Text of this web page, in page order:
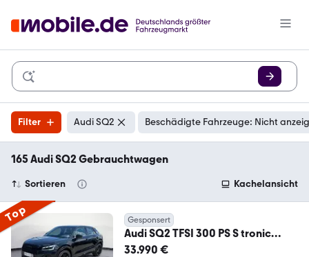
Filter Audi SQ2 Beschädigte Fahrzeuge: Nicht
165 Audi SQ2 Gebrauchtwagen
Sortieren Kachelansicht
Top Gesponsert
Audi SQ2 TFSI 300 PS S tronic
quattro
33.990 €